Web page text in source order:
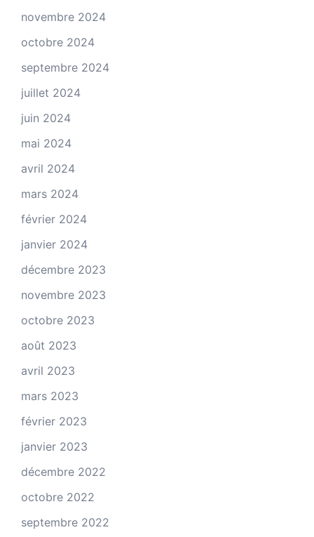
novembre 2024
octobre 2024
septembre 2024
juillet 2024
juin 2024
mai 2024
avril 2024
mars 2024
février 2024
janvier 2024
décembre 2023
novembre 2023
octobre 2023
août 2023
avril 2023
mars 2023
février 2023
janvier 2023
décembre 2022
octobre 2022
septembre 2022